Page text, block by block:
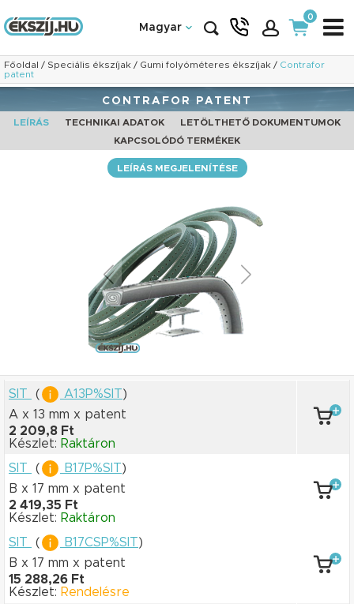
Magyar
0
Főoldal / Speciális ékszíjak / Gumi folyóméteres ékszíjak / Contrafor
patent
CONTRAFOR PATENT
LEÍRÁS TECHNIKAI ADATOK
LETÖLTHETŐ DOKUMENTUMOK
KAPCSOLÓDÓ TERMÉKEK
LEÍRÁS MEGJELENÍTÉSE
SIT ( A13P%SIT)
A x 13 mm x patent
2 209,8 Ft
Készlet: Raktáron
SIT
( B17P%SIT)
B x 17 mm x patent
2 419,35 Ft
Készlet: Raktáron
SIT
( B17CSP%SIT)
B x 17 mm x patent
15 288,26 Ft
Készlet: Rendelésre